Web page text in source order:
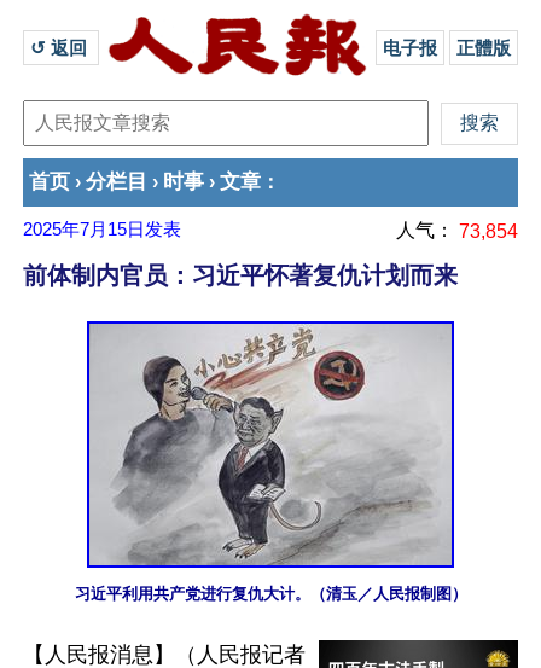
↺ 返回 电子报 正體版
首页 › 分栏目 › 时事 › 文章 ：
2025年7月15日 发表 人气： 73,854
前体制内官员：习近平怀著复仇计划而来
习近平利用共产党进行复仇大计。（清玉／人民报制图）
【人民报消息】（人民报记者